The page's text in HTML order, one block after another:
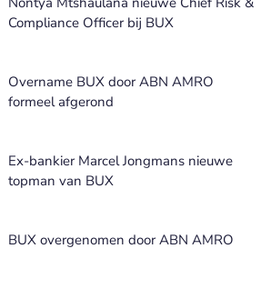
Compliance Officer bij BUX
Overname BUX door ABN AMRO
formeel afgerond
Ex-bankier Marcel Jongmans nieuwe
topman van BUX
BUX overgenomen door ABN AMRO